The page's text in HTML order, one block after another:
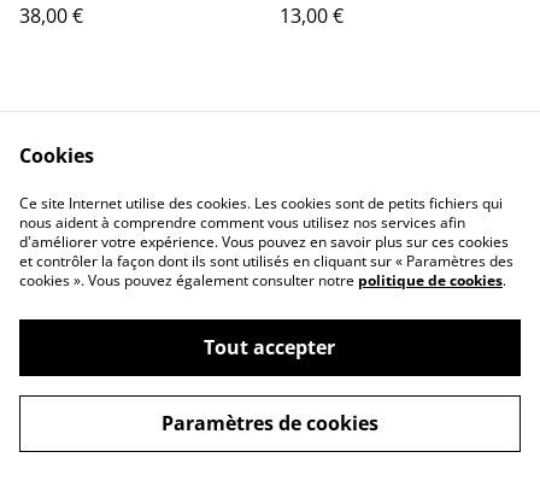
38,00 € 13,00 €
Legal terms
Privacy policy
Cookies policy
Contact
©2026Ainakely
powered by
Cookies
Ce site Internet utilise des cookies. Les cookies sont de petits fichiers qui
nous aident à comprendre comment vous utilisez nos services afin
d'améliorer votre expérience. Vous pouvez en savoir plus sur ces cookies
et contrôler la façon dont ils sont utilisés en cliquant sur « Paramètres des
cookies ». Vous pouvez également consulter notre politique de cookies.
Tout accepter
Paramètres de cookies